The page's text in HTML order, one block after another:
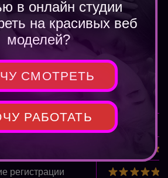
представлены тут по
ниже, вы сможете
лучшую площадку для
нашего рейтинга или
пройти регистрацию и
зарабатывать.
Camwork
регистрации
в онлайн студии
на красивых веб
моделей?
СМОТРЕТЬ
РАБОТАТЬ